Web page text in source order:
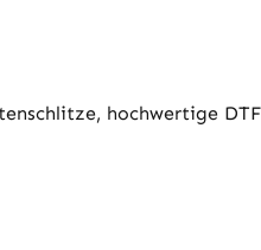
hochwertige